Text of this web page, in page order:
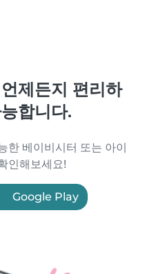
제든지 편리하
합니다.
한 베이비시터 또는 아이
인해보세요!
Google Play